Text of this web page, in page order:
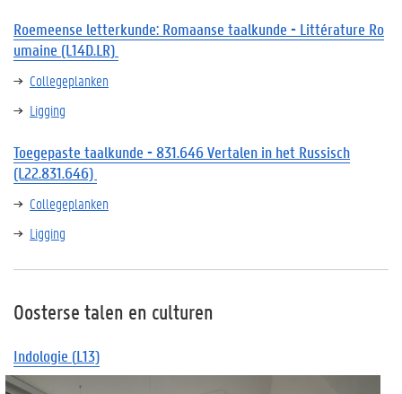
Roemeense letterkunde: Romaanse taalkunde - Littérature Ro
umaine (L14D.LR)
Collegeplanken
Ligging
Toegepaste taalkunde - 831.646 Vertalen in het Russisch
(L22.831.646)
Collegeplanken
Ligging
Oosterse talen en culturen
Indologie (L13)